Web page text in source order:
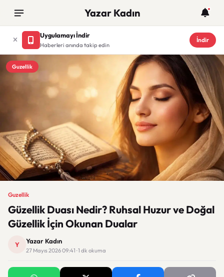
Yazar Kadın
Uygulamayı İndir
Haberleri anında takip edin
İndir
Guzellik
Guzellik
Güzellik Duası Nedir? Ruhsal Huzur ve Doğal
Güzellik İçin Okunan Dualar
Y Yazar Kadın
27 Mayıs 2026 09:41 · 1 dk okuma